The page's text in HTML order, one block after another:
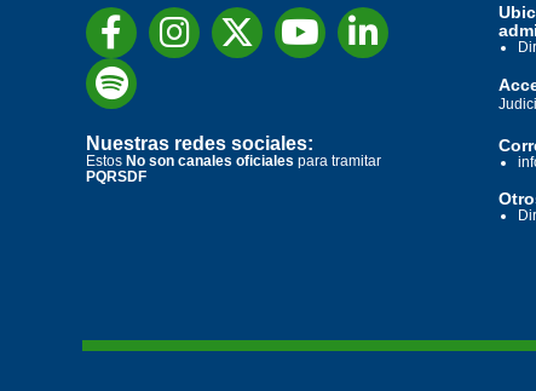
Nuestras redes sociales:
Estos No son canales oficiales para tramitar
PQRSDF